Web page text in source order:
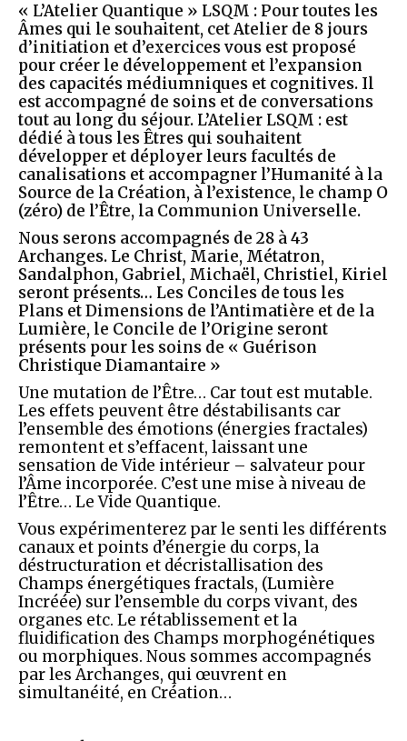
« L’Atelier Quantique » LSQM : Pour toutes les
Âmes qui le souhaitent, cet Atelier de 8 jours
d’initiation et d’exercices vous est proposé
pour créer le développement et l’expansion
des capacités médiumniques et cognitives. Il
est accompagné de soins et de conversations
tout au long du séjour. L’Atelier LSQM : est
dédié à tous les Êtres qui souhaitent
développer et déployer leurs facultés de
canalisations et accompagner l’Humanité à la
Source de la Création, à l’existence, le champ O
(zéro) de l’Être, la Communion Universelle.
Nous serons accompagnés de 28 à 43
Archanges. Le Christ, Marie, Métatron,
Sandalphon, Gabriel, Michaël, Christiel, Kiriel
seront présents… Les Conciles de tous les
Plans et Dimensions de l’Antimatière et de la
Lumière, le Concile de l’Origine seront
présents pour les soins de « Guérison
Christique Diamantaire »
Une mutation de l’Être… Car tout est mutable.
Les effets peuvent être déstabilisants car
l’ensemble des émotions (énergies fractales)
remontent et s’effacent, laissant une
sensation de Vide intérieur – salvateur pour
l’Âme incorporée. C’est une mise à niveau de
l’Être… Le Vide Quantique.
Vous expérimenterez par le senti les différents
canaux et points d’énergie du corps, la
déstructuration et décristallisation des
Champs énergétiques fractals, (Lumière
Incréée) sur l’ensemble du corps vivant, des
organes etc. Le rétablissement et la
fluidification des Champs morphogénétiques
ou morphiques. Nous sommes accompagnés
par les Archanges, qui œuvrent en
simultanéité, en Création…